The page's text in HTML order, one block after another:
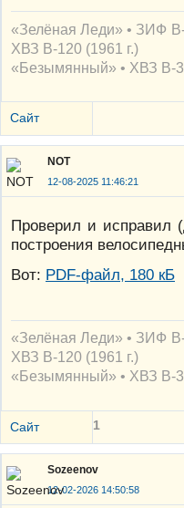
«Зелёная Леди» • ЗИФ
ХВЗ В-120 (1961 г.)
«Безымянный» • ХВЗ В-
Сайт
NOT
12-08-2025 11:46:21
Проверил и исправил
построения
Вот: PDF-файл, 180 кБ
«Зелёная Леди» • ЗИФ
ХВЗ В-120 (1961 г.)
«Безымянный» • ХВЗ В-
Сайт 1
Sozeenov
12-02-2026 14:50:58